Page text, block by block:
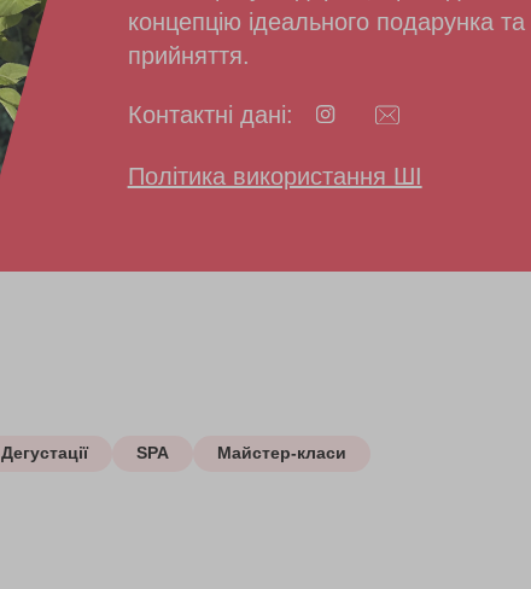
концепцію ідеального подарунка
прийняття.
Контактні дані:
Політика використання ШІ
Дегустації SPA Майстер-класи